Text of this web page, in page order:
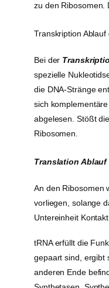
zu den Ribosomen.
Transkription
Bei der
spezielle
die DNA-Stränge
sich
abgelesen. Stößt
Ribosomen.
Translation
An den Ribosomen
vorliegen, solange
Untereinheit
tRNA erfüllt die
gepaart sind, ergibt
anderen Ende